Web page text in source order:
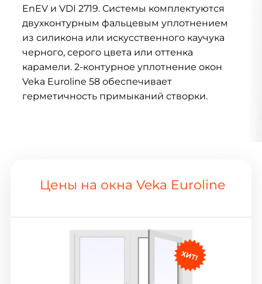
EnEV и VDI 2719. Системы комплектуются
двухконтурным фальцевым уплотнением
из силикона или искусственного каучука
черного, серого цвета или оттенка
карамели. 2-контурное уплотнение окон
Veka Euroline 58 обеспечивает
герметичность примыканий створки.
Цены на окна Veka Euroline